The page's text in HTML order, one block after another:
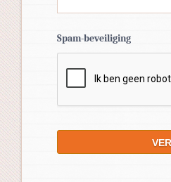
Spam-beveiliging